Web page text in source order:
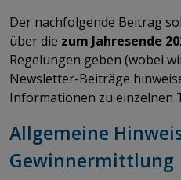
Der nachfolgende Beitrag
über die zum Jahresende
Regelungen geben (wobei
Newsletter-Beiträge
Informationen zu einzelnen
Allgemeine
Gewinnermittlung